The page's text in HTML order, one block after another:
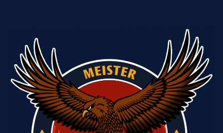
sichert
2.
Tabellenplatz
in
Regionsliga